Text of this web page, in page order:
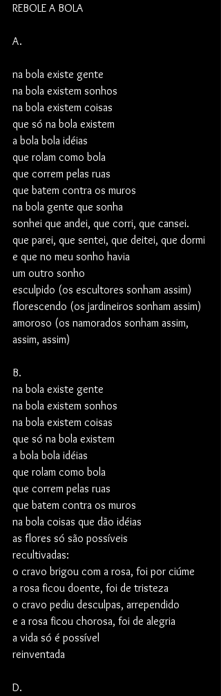
REBOLE A BOLA
A.
na bola existe gente
na bola existem sonhos
na bola existem coisas
que só na bola existem
a bola bola idéias
que rolam como bola
que correm pelas ruas
que batem contra os muros
na bola gente que sonha
sonhei que andei, que corri, que cansei.
que parei, que sentei, que deitei, que dormi
e que no meu sonho havia
um outro sonho
esculpido (os escultores sonham assim)
florescendo (os jardineiros sonham assim)
amoroso (os namorados sonham assim,
assim, assim)
B.
na bola existe gente
na bola existem sonhos
na bola existem coisas
que só na bola existem
a bola bola idéias
que rolam como bola
que correm pelas ruas
que batem contra os muros
na bola coisas que dão idéias
as flores só são possíveis
recultivadas:
o cravo brigou com a rosa, foi por ciúme
a rosa ficou doente, foi de tristeza
o cravo pediu desculpas, arrependido
e a rosa ficou chorosa, foi de alegria
a vida só é possível
reinventada
D.